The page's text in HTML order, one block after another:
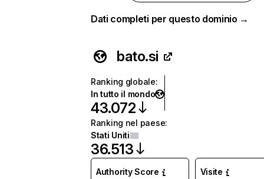
Dati completi per questo dominio →
bato.si
Ranking globale:
In tutto il mondo
43.072
Ranking nel paese:
Stati Uniti
36.513
Authority Score Visite